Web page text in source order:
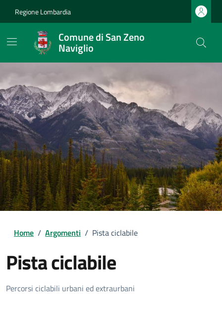
Regione Lombardia
Comune di San Zeno
Naviglio
Home / Argomenti / Pista ciclabile
Pista ciclabile
Dettagli della notizia
Percorsi ciclabili urbani ed extraurbani